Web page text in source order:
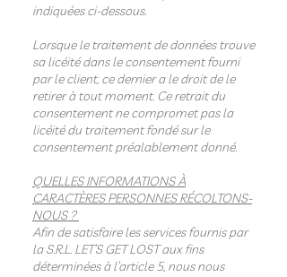
indiquées ci-dessous.
Lorsque le traitement de données trouve
sa licéité dans le consentement fourni
par le client, ce dernier a le droit de le
retirer à tout moment. Ce retrait du
consentement ne compromet pas la
licéité du traitement fondé sur le
consentement préalablement donné.
QUELLES INFORMATIONS À
CARACTÈRES PERSONNES RÉCOLTONS-
NOUS ?
Afin de satisfaire les services fournis par
la S.R.L. LET’S GET LOST aux fins
déterminées à l’article 5, nous nous